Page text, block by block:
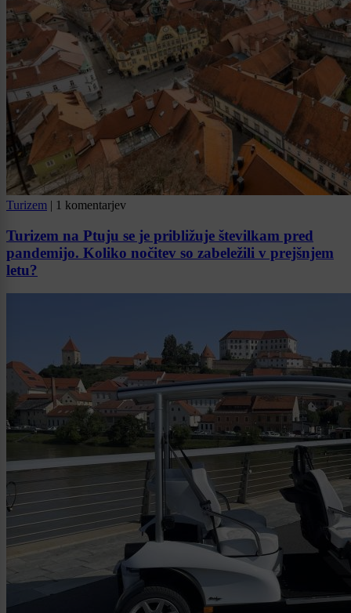
Turizem | 1 komentarjev
Turizem na Ptuju se je približuje številkam pred
pandemijo. Koliko nočitev so zabeležili v prejšnjem
letu?